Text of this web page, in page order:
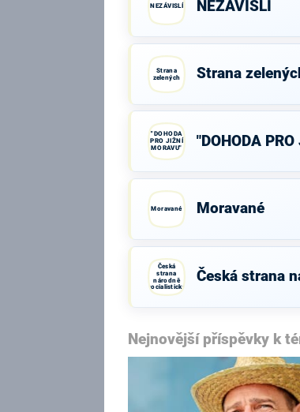
NEZÁVISLÍ NEZÁVISLÍ
Strana
zelených
Strana
"DOHODA
PRO JIŽNÍ
MORAVU"
"DOHODA
Moravané Moravané
Česká
strana
národně
socialistická
Česká strana
Nejnovější příspěvky k